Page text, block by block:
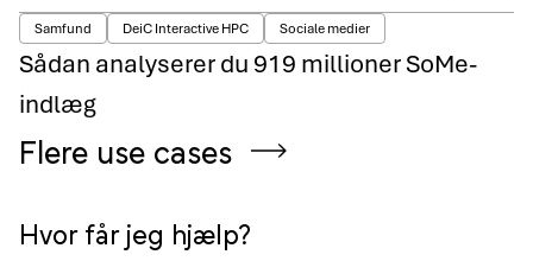
Samfund DeiC Interactive HPC Sociale medier
Sådan analyserer du 919 millioner SoMe-
indlæg
Flere use cases
Hvor får jeg hjælp?